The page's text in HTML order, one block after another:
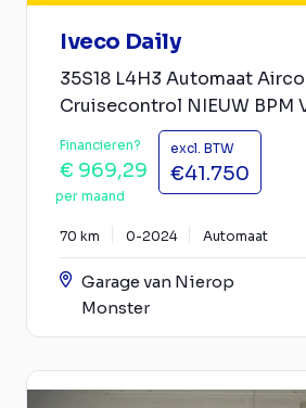
Iveco Daily
35S18 L4H3 Automaat
Cruisecontrol NIEUW BPM
Financieren?
€ 969,29
per maand
excl. BTW
€41.750
70 km 0-2024 Automaat
Garage van Nierop
Monster